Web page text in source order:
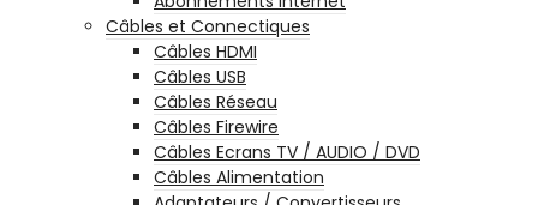
Câbles et Connectiques
Câbles HDMI
Câbles USB
Câbles Réseau
Câbles Firewire
Câbles Ecrans TV / AUDIO / DVD
Câbles Alimentation